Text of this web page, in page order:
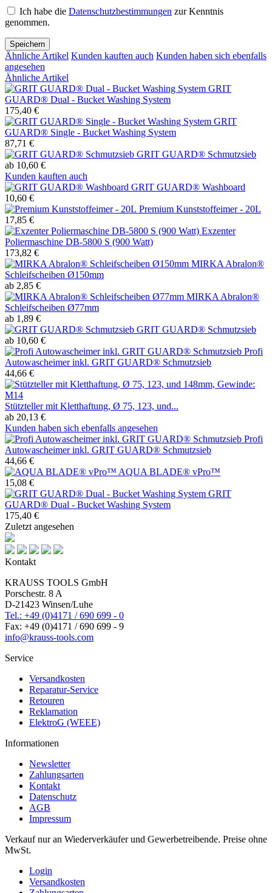
Ich habe die Datenschutzbestimmungen zur Kenntnis
genommen.
Speichern
Ähnliche Artikel Kunden kauften auch Kunden haben sich ebenfalls
angesehen
Ähnliche Artikel
GRIT
GUARD® Dual - Bucket Washing System
175,40 €
GRIT
GUARD® Single - Bucket Washing System
87,71 €
GRIT GUARD® Schmutzsieb
ab 10,60 €
Kunden kauften auch
GRIT GUARD® Washboard
10,60 €
Premium Kunststoffeimer - 20L
17,85 €
Exzenter
Poliermaschine DB-5800 S (900 Watt)
173,82 €
MIRKA Abralon®
Schleifscheiben Ø150mm
ab 2,85 €
MIRKA Abralon®
Schleifscheiben Ø77mm
ab 1,89 €
GRIT GUARD® Schmutzsieb
ab 10,60 €
Profi
Autowascheimer inkl. GRIT GUARD® Schmutzsieb
44,66 €
Stützteller mit Kletthaftung, Ø 75, 123, und...
ab 20,13 €
Kunden haben sich ebenfalls angesehen
Profi
Autowascheimer inkl. GRIT GUARD® Schmutzsieb
44,66 €
AQUA BLADE® vPro™
15,08 €
GRIT
GUARD® Dual - Bucket Washing System
175,40 €
Zuletzt angesehen
Kontakt
KRAUSS TOOLS GmbH
Porschestr. 8 A
D-21423 Winsen/Luhe
Tel.: +49 (0)4171 / 690 699 - 0
Fax: +49 (0)4171 / 690 699 - 9
info@krauss-tools.com
Service
Versandkosten
Reparatur-Service
Retouren
Reklamation
ElektroG (WEEE)
Informationen
Newsletter
Zahlungsarten
Kontakt
Datenschutz
AGB
Impressum
Verkauf nur an Wiederverkäufer und Gewerbetreibende. Preise ohne
MwSt.
Login
Versandkosten